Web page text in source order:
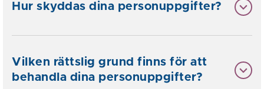
Hur skyddas dina personuppgifter?
Vilken rättslig grund finns för att
behandla dina personuppgifter?